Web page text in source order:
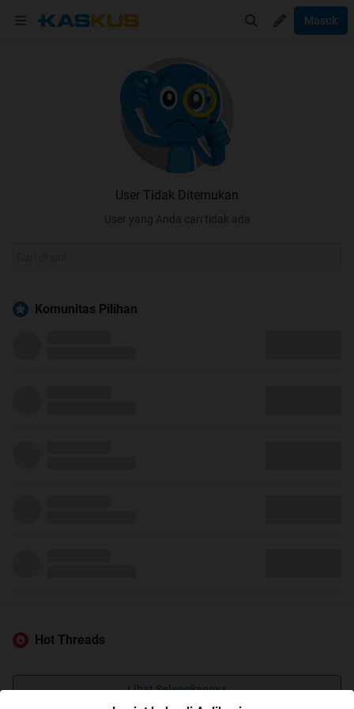
Masuk
User Tidak Ditemukan
User yang Anda cari tidak ada
Komunitas Pilihan
Hot Threads
Lihat Selengkapnya